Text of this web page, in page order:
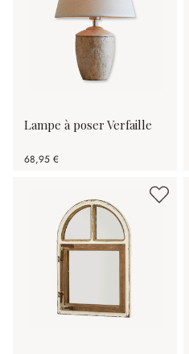
Lampe à poser Verfaille
68,95 €